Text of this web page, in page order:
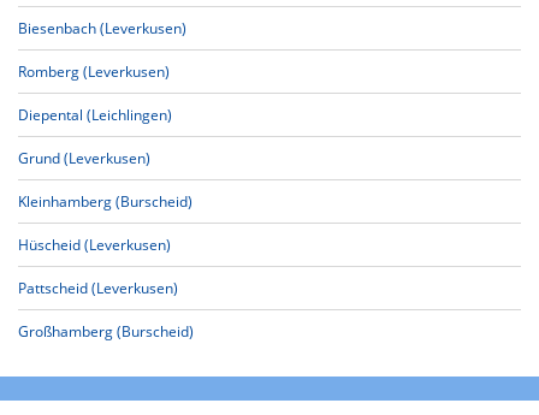
Biesenbach (Leverkusen)
Romberg (Leverkusen)
Diepental (Leichlingen)
Grund (Leverkusen)
Kleinhamberg (Burscheid)
Hüscheid (Leverkusen)
Pattscheid (Leverkusen)
Großhamberg (Burscheid)